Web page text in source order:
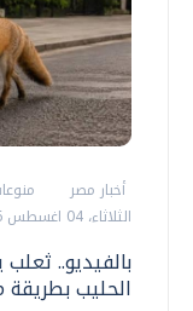
أخبار مصر
الثلاثاء، 04 اغسطس 2026 09:58 ص
بالفيديو..
الحليب بطريقة